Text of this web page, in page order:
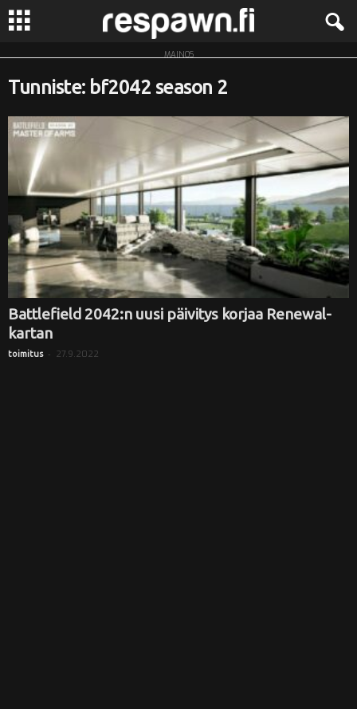
R
MAINOS
Tunniste: bf2042 season 2
Battlefield 2042:n uusi päivitys korjaa Renewal-
kartan
toimitus - 27.9.2022